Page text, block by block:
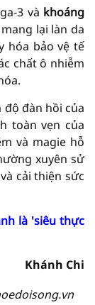
3 và khoáng
lại làn da
hóa bảo vệ tế
chất ô nhiễm
độ đàn hồi của
toàn vẹn của
và magie hỗ
xuyên sử
cải thiện sức
là 'siêu thực
Khánh Chi